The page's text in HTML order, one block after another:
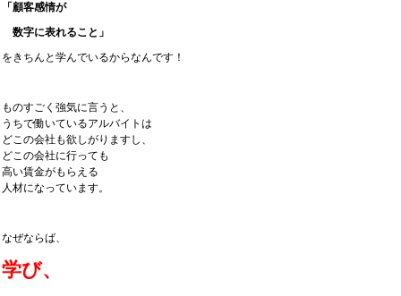
「顧客感情が
数字に表れること」
をきちんと学んでいるからなんです！
ものすごく強気に言うと、
うちで働いているアルバイトは
どこの会社も欲しがりますし、
どこの会社に行っても
高い賃金がもらえる
人材になっています。
なぜならば、
学び、